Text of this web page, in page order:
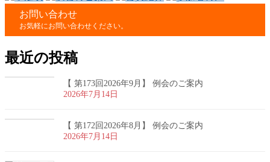
お問い合わせ
お気軽にお問い合わせください。
最近の投稿
【 第173回2026年9月】 例会のご案内
2026年7月14日
【 第172回2026年8月】 例会のご案内
2026年7月14日